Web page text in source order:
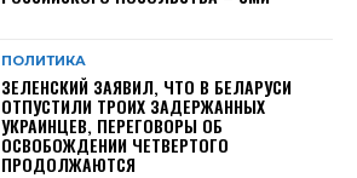
ПОЛИТИКА
ЗЕЛЕНСКИЙ ЗАЯВИЛ, ЧТО В БЕЛАРУСИ
ОТПУСТИЛИ ТРОИХ ЗАДЕРЖАННЫХ
УКРАИНЦЕВ, ПЕРЕГОВОРЫ ОБ
ОСВОБОЖДЕНИИ ЧЕТВЕРТОГО
ПРОДОЛЖАЮТСЯ